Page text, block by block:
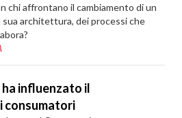
chi affrontano il cambiamento di un
architettura, dei processi che
influenzato il
consumatori